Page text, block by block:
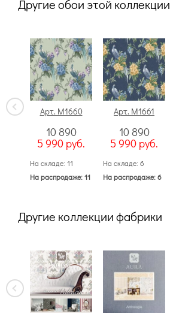
Другие обои этой коллекции
Арт. M1660
10 890
5 990 руб.
На складе: 11
На распродаже: 11
Арт. M1661
10 890
5 990 руб.
На складе: 6
На распродаже: 6
Другие коллекции фабрики